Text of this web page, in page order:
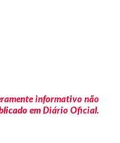
informativo não
em Diário Oficial.